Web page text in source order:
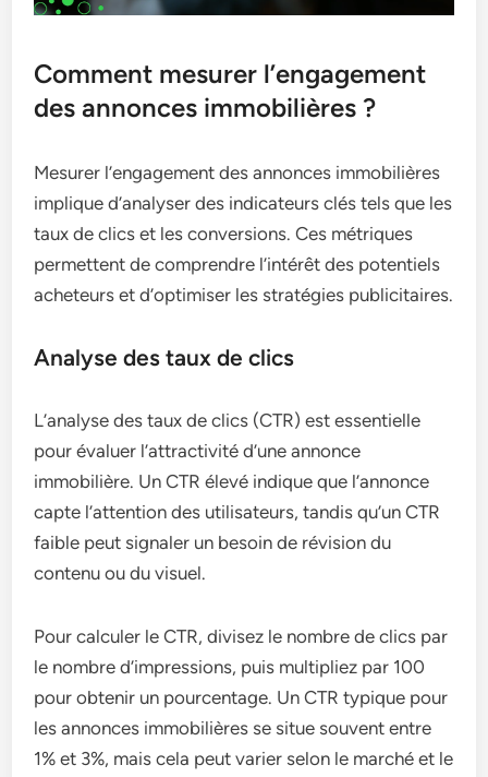
Comment mesurer l’engagement
des annonces immobilières ?
Mesurer l’engagement des annonces immobilières
implique d’analyser des indicateurs clés tels que les
taux de clics et les conversions. Ces métriques
permettent de comprendre l’intérêt des potentiels
acheteurs et d’optimiser les stratégies publicitaires.
Analyse des taux de clics
L’analyse des taux de clics (CTR) est essentielle
pour évaluer l’attractivité d’une annonce
immobilière. Un CTR élevé indique que l’annonce
capte l’attention des utilisateurs, tandis qu’un CTR
faible peut signaler un besoin de révision du
contenu ou du visuel.
Pour calculer le CTR, divisez le nombre de clics par
le nombre d’impressions, puis multipliez par 100
pour obtenir un pourcentage. Un CTR typique pour
les annonces immobilières se situe souvent entre
1% et 3%, mais cela peut varier selon le marché et le